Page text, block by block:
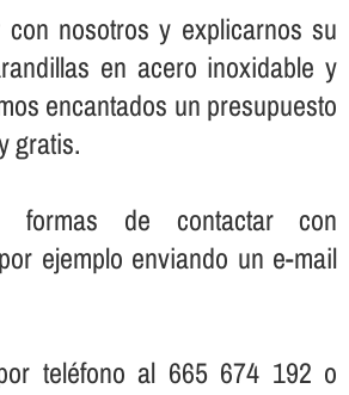
con nosotros y explicarnos su
en acero inoxidable y
encantados un presupuesto
gratis.
formas de contactar con
ejemplo enviando un e-mail
teléfono al 665 674 192 o